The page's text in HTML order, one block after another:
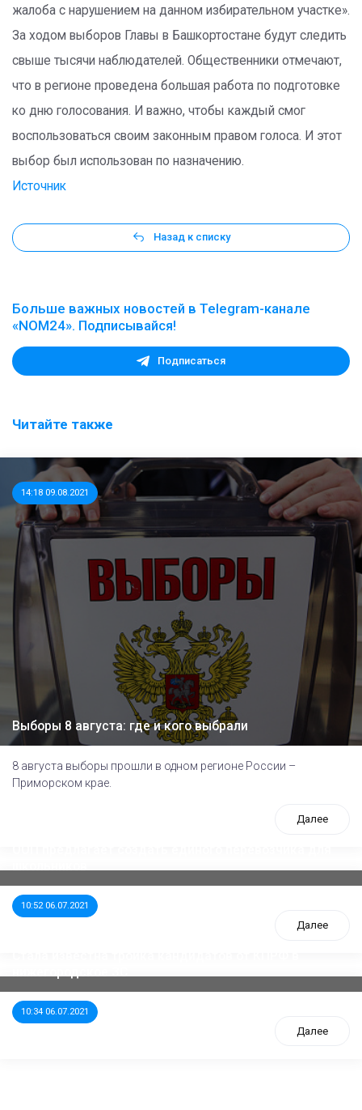
жалоба с нарушением на данном избирательном участке».
За ходом выборов Главы в Башкортостане будут следить
свыше тысячи наблюдателей. Общественники отмечают,
что в регионе проведена большая работа по подготовке
ко дню голосования. И важно, чтобы каждый смог
воспользоваться своим законным правом голоса. И этот
выбор был использован по назначению.
Источник
Назад к списку
Больше важных новостей в Telegram-канале
«NOM24». Подписывайся!
Подписаться
Читайте также
14:18 09.08.2021
Выборы 8 августа: где и кого выбрали
8 августа выборы прошли в одном регионе России –
Приморском крае.
Далее
10:52 06.07.2021
Далее
10:34 06.07.2021
Далее